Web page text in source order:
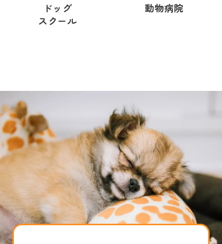
ドッグ
スクール
動物病院